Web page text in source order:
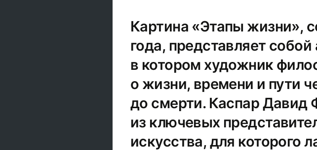
Картина «Этапы жизни»,
года, представляет
в котором художник
о жизни, времени и пути
до смерти. Каспар
из ключевых
искусства, для